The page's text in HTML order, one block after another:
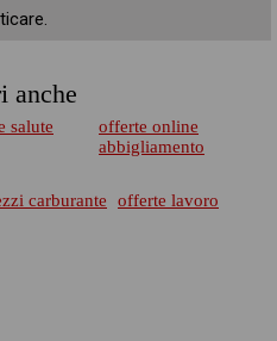
anche
salute
offerte online
abbigliamento
carburante
offerte lavoro